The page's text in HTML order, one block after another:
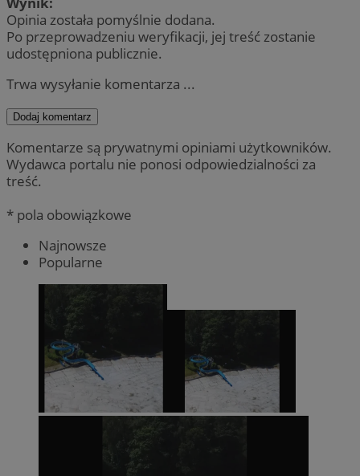
Opinia została pomyślnie dodana.
Po przeprowadzeniu weryfikacji, jej treść zostanie
udostępniona publicznie.
Trwa wysyłanie komentarza ...
Dodaj komentarz
Komentarze są prywatnymi opiniami użytkowników.
Wydawca portalu nie ponosi odpowiedzialności za
treść.
* pola obowiązkowe
Najnowsze
Popularne